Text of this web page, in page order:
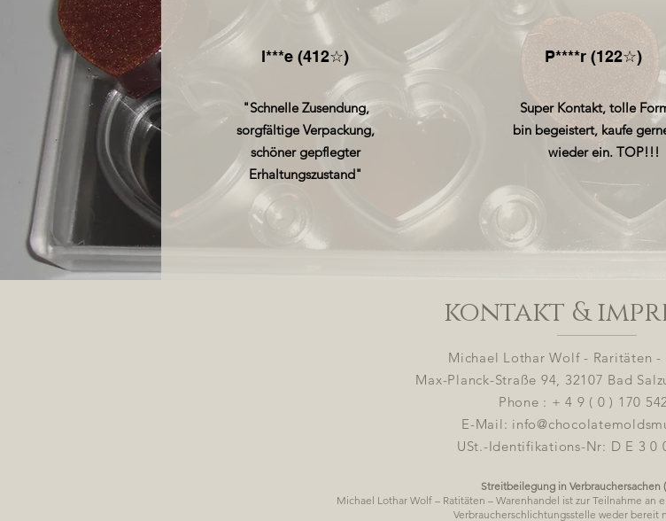
l***e (412☆)
"Schnelle Zusendung,
sorgfältige Verpackung,
schöner gepflegter
Erhaltungszustand"
P****r (122☆)
Super Kontakt, tolle
bin begeistert, kaufe
wieder ein. TOP!!!
Schokoladenform
kontakt &
Michael Lothar Wolf - Raritäten -
Max-Planck-Straße 94, 32107 Bad
Phone : + 4 9 ( 0 ) 170
E-Mail:
USt.-Identifikations-Nr: D E 3 0
Streitbeilegung in Verbrauchersachen
Michael Lothar Wolf – Ratitäten – Warenhandel ist zur Teilnahme
Verbraucherschlichtungsstelle weder bereit